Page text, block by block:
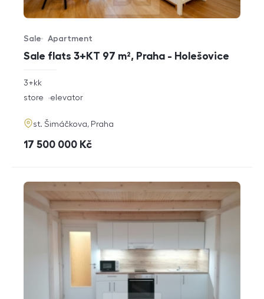
Sale flats 3+KT 97 m², Praha - Holešovice
Offer type
Sale
Property type
Apartment
rozměry
disposition
3+kk
funkce
store elevator
adresa
st. Šimáčkova, Praha
cena
17 500 000 Kč